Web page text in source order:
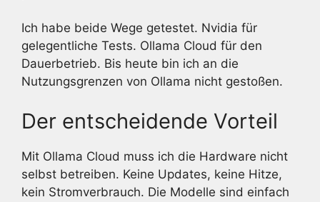
Ich habe beide Wege getestet. Nvidia für
gelegentliche Tests. Ollama Cloud für den
Dauerbetrieb. Bis heute bin ich an die
Nutzungsgrenzen von Ollama nicht gestoßen.
Der entscheidende Vorteil
Mit Ollama Cloud muss ich die Hardware nicht
selbst betreiben. Keine Updates, keine Hitze,
kein Stromverbrauch. Die Modelle sind einfach